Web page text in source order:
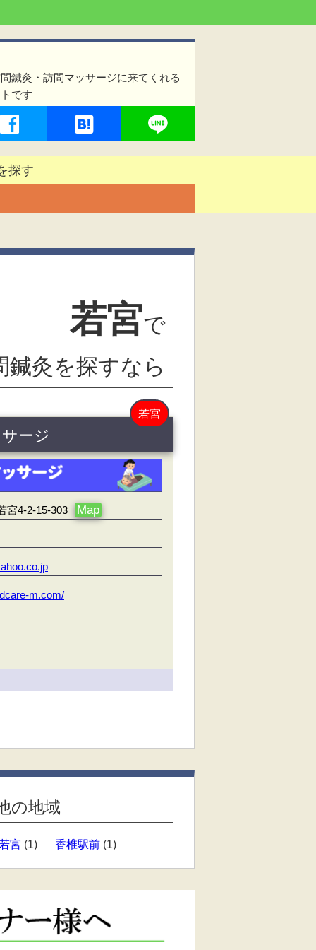
鍼灸・訪問マッサージに来てくれる
です
探す
若宮で
灸を探すなら
若宮
ージ
宮4-2-15-303 Map
m.com/
の地域
宮 (1) 香椎駅前 (1)